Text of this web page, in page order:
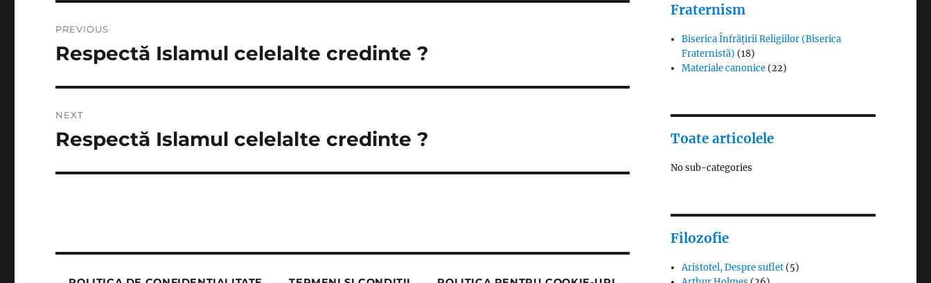
navigation
PREVIOUS
Previous
Respectă Islamul celelalte credinte ?
NEXT
Next
Respectă Islamul celelalte credinte ?
Fraternism
Biserica Înfrățirii Religiilor (Biserica
Fraternistă) (18)
Materiale canonice (22)
Toate articolele
No sub-categories
Filozofie
Aristotel, Despre suflet (5)